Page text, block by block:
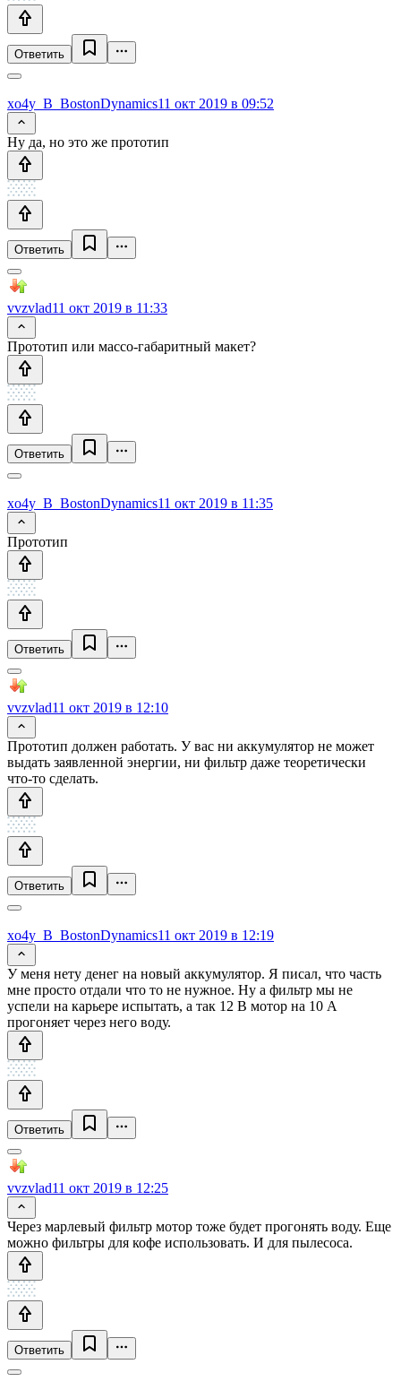
Ответить
xo4y_B_BostonDynamics11 окт 2019 в 09:52
Ну да, но это же прототип
Ответить
vvzvlad11 окт 2019 в 11:33
Прототип или массо-габаритный макет?
Ответить
xo4y_B_BostonDynamics11 окт 2019 в 11:35
Прототип
Ответить
vvzvlad11 окт 2019 в 12:10
Прототип должен работать. У вас ни аккумулятор не может
выдать заявленной энергии, ни фильтр даже теоретически
что-то сделать.
Ответить
xo4y_B_BostonDynamics11 окт 2019 в 12:19
У меня нету денег на новый аккумулятор. Я писал, что часть
мне просто отдали что то не нужное. Ну а фильтр мы не
успели на карьере испытать, а так 12 В мотор на 10 А
прогоняет через него воду.
Ответить
vvzvlad11 окт 2019 в 12:25
Через марлевый фильтр мотор тоже будет прогонять воду. Еще
можно фильтры для кофе использовать. И для пылесоса.
Ответить